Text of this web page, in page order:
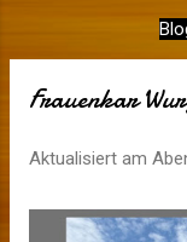
Frauenkar
Aktualisiert am